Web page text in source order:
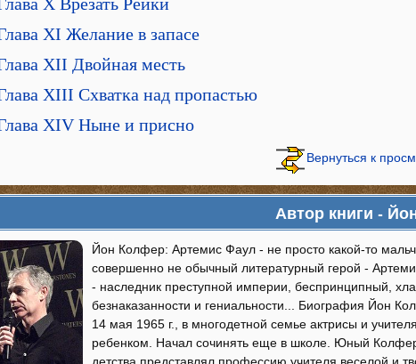
XI Желание в запасе
XII Двойная месть
XIII Схватка над пропастью
XIV Ныне и присно
Вернуться к
Автор книги -
Йон Колфер: Артемис Фаул - не просто какой-то
совершенно не обычный литературный герой -
- наследник преступной империи, беспринципный,
безнаказанности и гениальности... Биография Йон
14 мая 1965 г., в многодетной семье актрисы и
ребенком. Начал сочинять еще в школе. Юный